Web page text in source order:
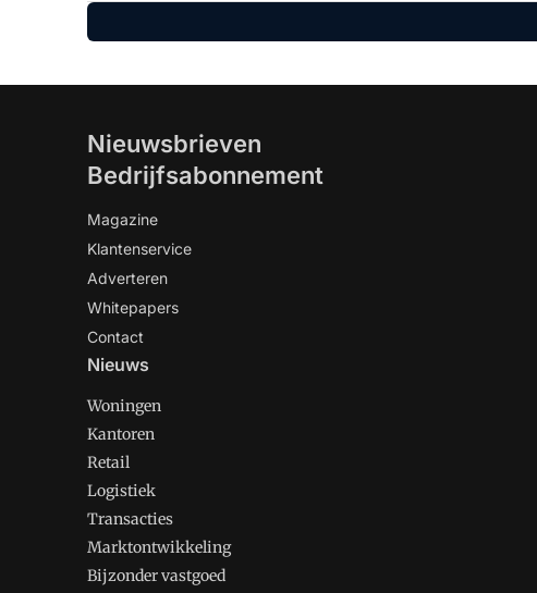
Nieuwsbrieven
Bedrijfsabonnement
Magazine
Klantenservice
Adverteren
Whitepapers
Contact
Nieuws
Woningen
Kantoren
Retail
Logistiek
Transacties
Marktontwikkeling
Bijzonder vastgoed